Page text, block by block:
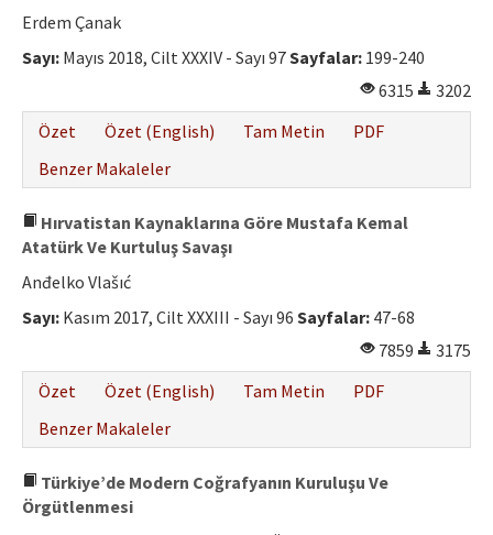
Erdem Çanak
Sayı: Mayıs 2018, Cilt XXXIV - Sayı 97Sayfalar: 199-240
6315
3202
Özet
Özet (English) Tam Metin
PDF
Benzer Makaleler
Hırvatistan Kaynaklarına Göre Mustafa Kemal
Atatürk Ve Kurtuluş Savaşı
Anđelko Vlašıć
Sayı: Kasım 2017, Cilt XXXIII - Sayı 96 Sayfalar: 47-68
7859
3175
Özet
Özet (English) Tam Metin
PDF
Benzer Makaleler
Türkiye’de Modern Coğrafyanın Kuruluşu Ve
Örgütlenmesi